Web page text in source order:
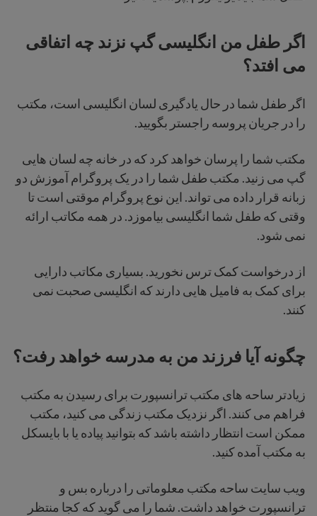
اگر طفل من انگلیسی گپ نزند چه اتفاقی
می افتد؟
اگر طفل شما در حال یادگیری لسان انگلیسی است، مکتب
را در جریان پروسه راجستر بگویید.
مکتب شما را پرسان خواهد کرد که در خانه چه لسان هایی
گپ می زنید. مکتب طفل شما را در یک پروگرام آموزش دو
زبانه قرار داده می تواند. این نوع پروگرام موقتی است تا
وقتی که طفل شما انگلیسی بیاموزد. در همه مکاتب ارائه
نمی شود.
از درخواست کمک ترس نخورید. بسیاری مکاتب دارایی
برای کمک به فامیل هایی دارند که انگلیسی صحبت نمی
کنند.
چگونهآیا فرزند من به مدرسه خواهد رفت؟
زیادتر ساحه های مکتب ترانسپورت برای رسیدن به مکتب
فراهم می کنند. اگر نزدیک مکتب زندگی می کنید، مکتب
ممکن است انتظار داشته باشد که بتوانید پیاده یا با بایسکل
به مکتب آمده کنید.
ویب سایت ساحه مکتب معلوماتی را درباره بس و
ترانسپورت خواهد داشت. شما را می گوید که کجا منتظر